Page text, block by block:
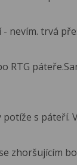
nevím. trvá
RTG
s páteří.
zhoršujícím